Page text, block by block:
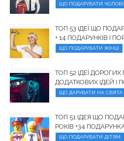
ЩО ПОДАРУВАТИ
ТОП 53 ІДЕЇ ЩО
+ 14 ПОДАРУНКІВ І
ЩО ПОДАРУВАТИ ЖІНЦІ
ТОП 52 ІДЕЇ ДОРОГИХ
ДОДАТКОВИХ ІДЕЙ І
ЩО ДАРУВАТИ НА СВЯТА
ТОП 51 ІДЕЯ ЩО
РОКІВ +34
ЩО ПОДАРУВАТИ ДІТЯМ